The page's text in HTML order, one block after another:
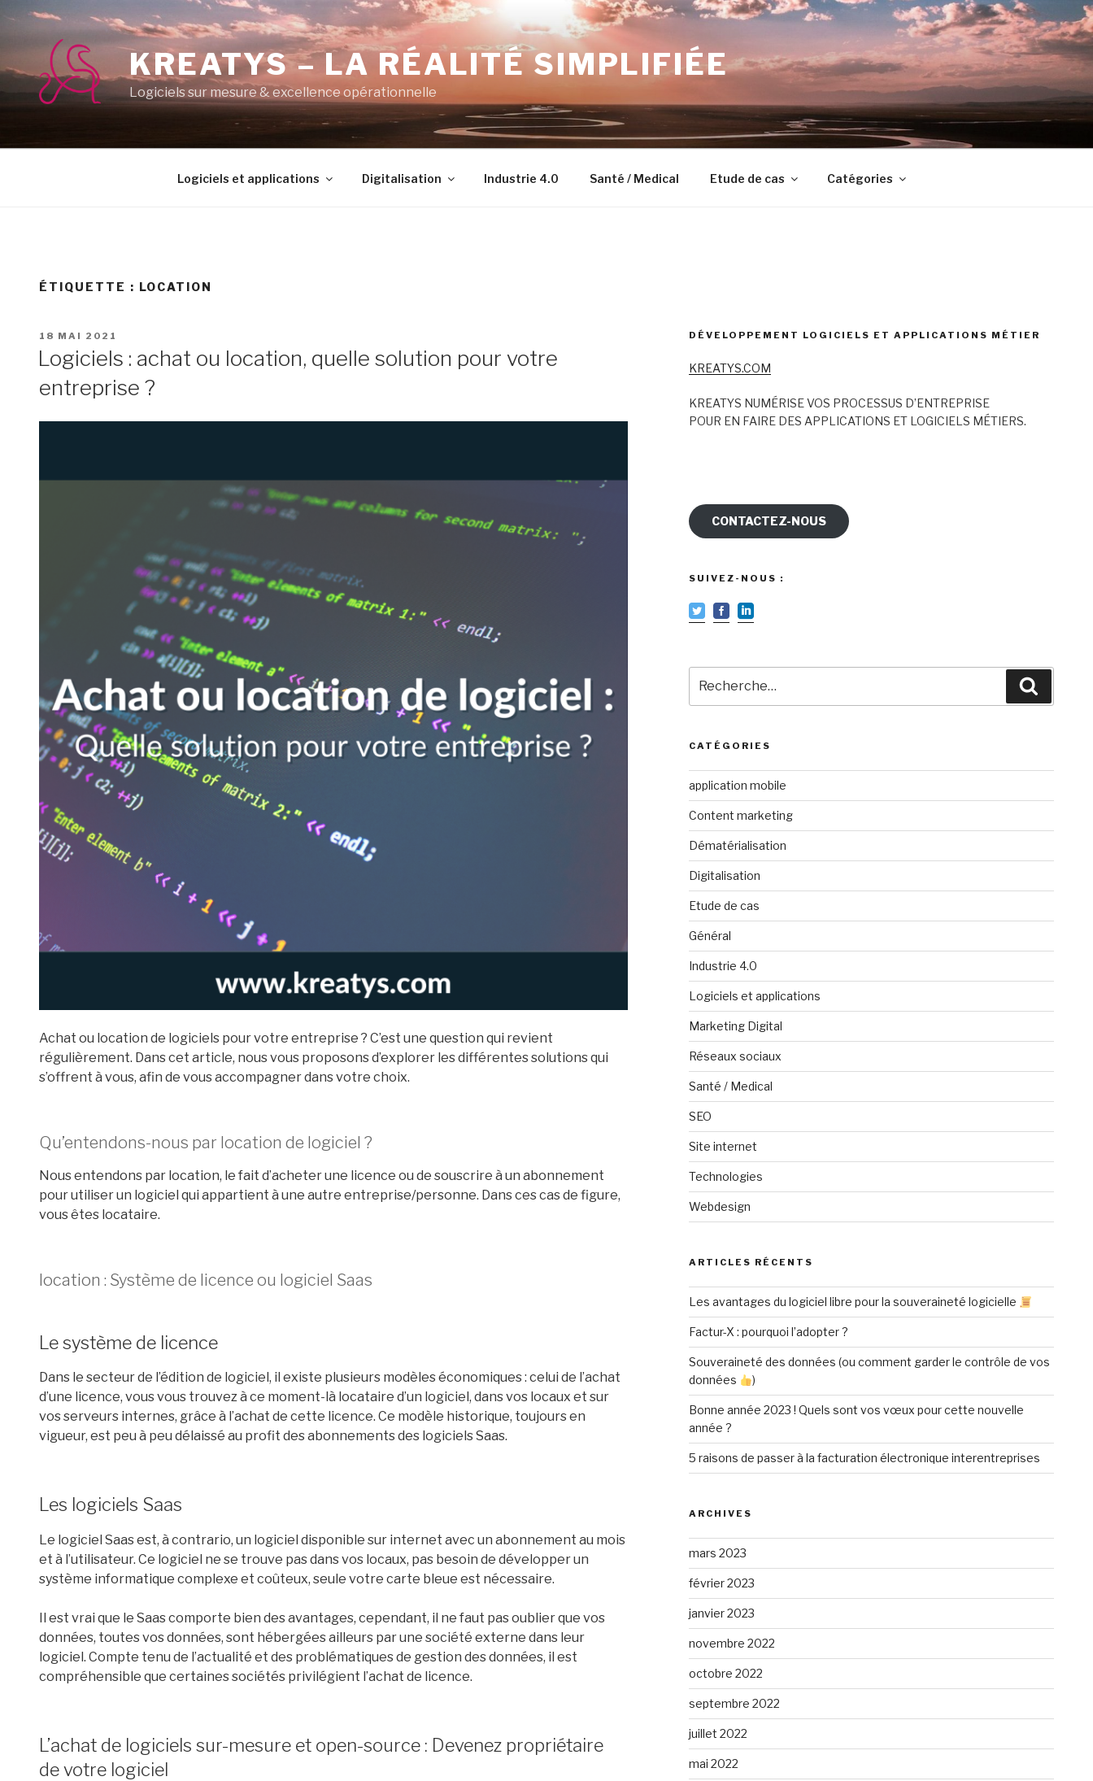
contenu
principal
KREATYS – LA RÉALITÉ SIMPLIFIÉE
Logiciels sur mesure & excellence opérationnelle
Logiciels et applications Digitalisation Industrie 4.0 Santé / Medical Etude de cas Catégories
ÉTIQUETTE : LOCATION
PUBLIÉ
18 MAI 2021
Logiciels : achat ou location, quelle solution pour votre
entreprise ?
Achat ou location de logiciels pour votre entreprise ? C’est une question qui revient
régulièrement. Dans cet article, nous vous proposons d’explorer les différentes solutions qui
s’offrent à vous, afin de vous accompagner dans votre choix.
Qu’entendons-nous par location de logiciel ?
Nous entendons par location, le fait d’acheter une licence ou de souscrire à un abonnement
pour utiliser un logiciel qui appartient à une autre entreprise/personne. Dans ces cas de figure,
vous êtes locataire.
location : Système de licence ou logiciel Saas
Le système de licence
Dans le secteur de l’édition de logiciel, il existe plusieurs modèles économiques : celui de l’achat
d’une licence, vous vous trouvez à ce moment-là locataire d’un logiciel, dans vos locaux et sur
vos serveurs internes, grâce à l’achat de cette licence. Ce modèle historique, toujours en
vigueur, est peu à peu délaissé au profit des abonnements des logiciels Saas.
Les logiciels Saas
Le logiciel Saas est, à contrario, un logiciel disponible sur internet avec un abonnement au mois
et à l’utilisateur. Ce logiciel ne se trouve pas dans vos locaux, pas besoin de développer un
système informatique complexe et coûteux, seule votre carte bleue est nécessaire.
Il est vrai que le Saas comporte bien des avantages, cependant, il ne faut pas oublier que vos
données, toutes vos données, sont hébergées ailleurs par une société externe dans leur
logiciel. Compte tenu de l’actualité et des problématiques de gestion des données, il est
compréhensible que certaines sociétés privilégient l’achat de licence.
L’achat de logiciels sur-mesure et open-source : Devenez propriétaire
de votre logiciel
DÉVELOPPEMENT LOGICIELS ET APPLICATIONS MÉTIER
KREATYS.COM
KREATYS NUMÉRISE VOS PROCESSUS D’ENTREPRISE
POUR EN FAIRE DES APPLICATIONS ET LOGICIELS MÉTIERS.
CONTACTEZ-NOUS
SUIVEZ-NOUS :
pour
:
CATÉGORIES
application mobile
Content marketing
Dématérialisation
Digitalisation
Etude de cas
Général
Industrie 4.0
Logiciels et applications
Marketing Digital
Réseaux sociaux
Santé / Medical
SEO
Site internet
Technologies
Webdesign
ARTICLES RÉCENTS
Les avantages du logiciel libre pour la souveraineté logicielle
Factur-X : pourquoi l’adopter ?
Souveraineté des données (ou comment garder le contrôle de vos
données
)
Bonne année 2023 ! Quels sont vos vœux pour cette nouvelle
année ?
5 raisons de passer à la facturation électronique interentreprises
ARCHIVES
mars 2023
février 2023
janvier 2023
novembre 2022
octobre 2022
septembre 2022
juillet 2022
mai 2022